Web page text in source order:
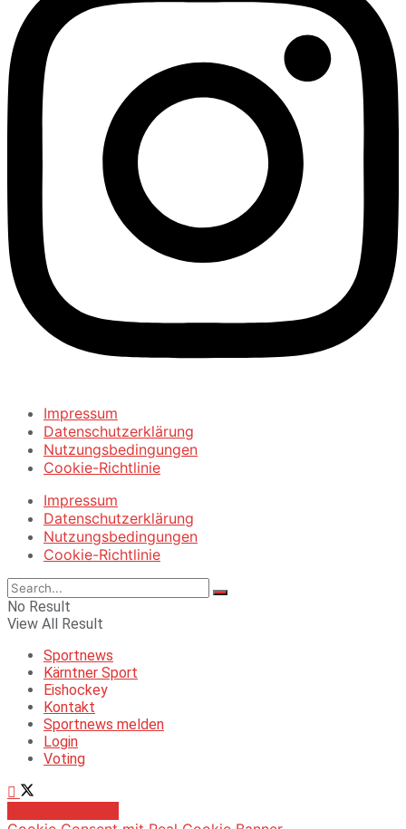
Impressum
Datenschutzerklärung
Nutzungsbedingungen
Cookie-Richtlinie
Impressum
Datenschutzerklärung
Nutzungsbedingungen
Cookie-Richtlinie
No Result
View All Result
Sportnews
Kärntner Sport
Eishockey
Kontakt
Sportnews melden
Login
Voting